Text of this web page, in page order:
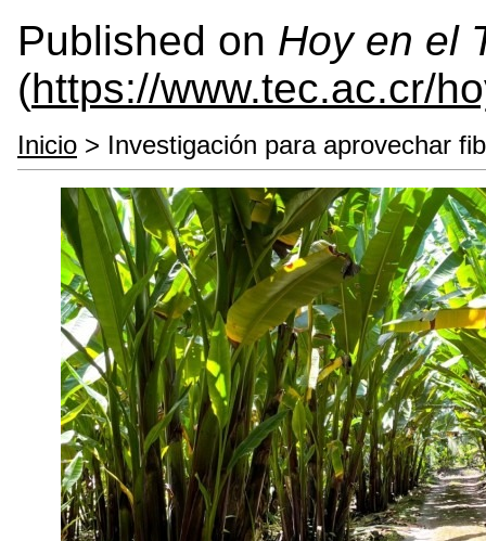
Published on Hoy en el
(https://www.tec.ac.cr/
Inicio > Investigación para aprovechar